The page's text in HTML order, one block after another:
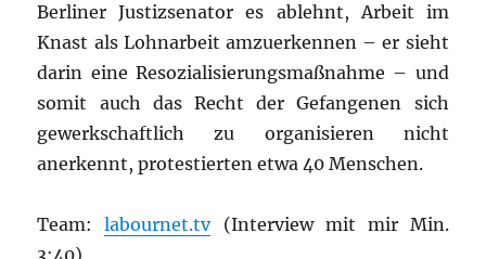
Berliner Justizsenator es ablehnt, Arbeit im
Knast als Lohnarbeit amzuerkennen – er sieht
darin eine Resozialisierungsmaßnahme – und
somit auch das Recht der Gefangenen sich
gewerkschaftlich zu organisieren nicht
anerkennt, protestierten etwa 40 Menschen.
Team:labournet.tv(Interview mit mir Min.